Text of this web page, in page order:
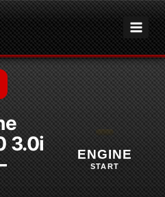
3.0i
ENGINE
START